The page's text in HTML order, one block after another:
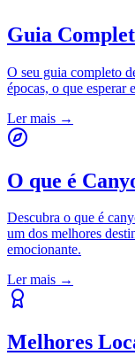
Guia
O seu guia completo
épocas, o que esperar
Ler mais →
O que é
Descubra o que é
um dos melhores
emocionante.
Ler mais →
Melhores